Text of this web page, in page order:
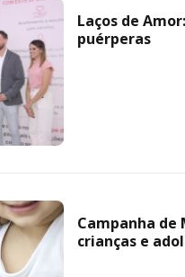
Laços de
puérperas
Campanha
crianças e